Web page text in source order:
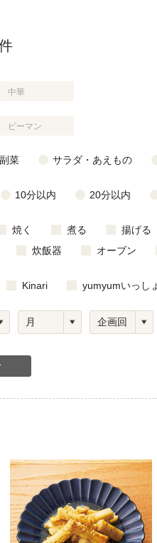
副菜 サラダ・あえもの
10分以内 20分以内
焼く 煮る 揚げる
炊飯器 オーブン
Kinari yumyumいっし
めき時間
日ごはん
豚肉